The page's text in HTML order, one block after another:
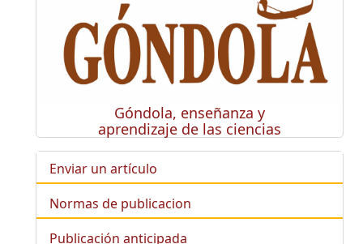
Góndola, enseñanza y
aprendizaje de las ciencias
Enviar un artículo
Normas de publicacion
Publicación anticipada